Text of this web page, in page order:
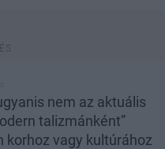
nem az aktuális
talizmánként”
korhoz vagy kultúrához